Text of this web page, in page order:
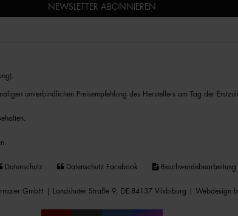
NEWSLETTER ABONNIEREN
unverbindlichen Preisempfehlung des Herstellers am Tag der
Datenschutz Datenschutz Facebook Beschwerdebearbeitung
GmbH | Landshuter Straße 9, DE-84137 Vilsbiburg | Webdesign